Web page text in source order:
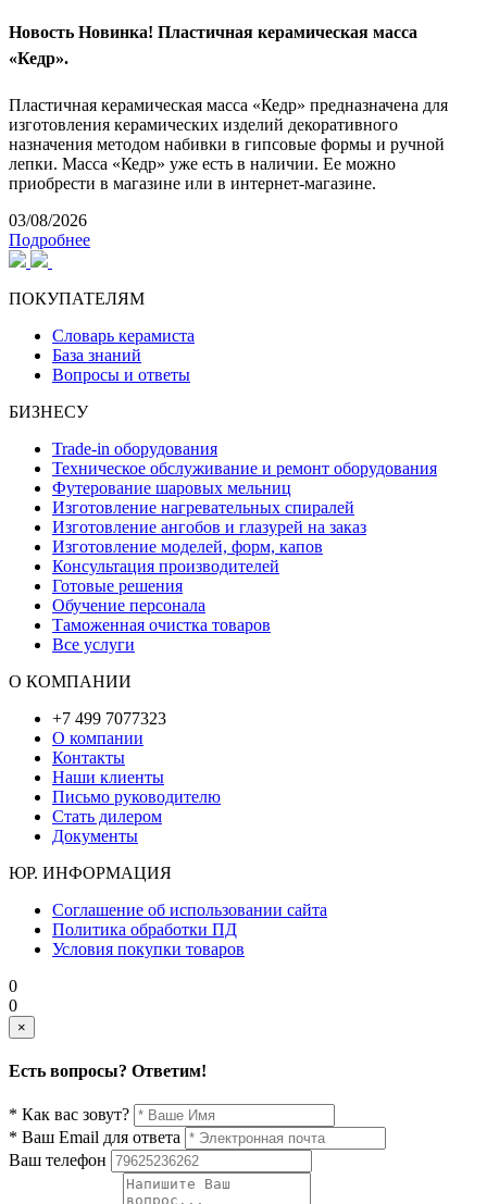
Новость Новинка! Пластичная керамическая масса
«Кедр».
Пластичная керамическая масса «Кедр» предназначена для
изготовления керамических изделий декоративного
назначения методом набивки в гипсовые формы и ручной
лепки. Масса «Кедр» уже есть в наличии. Ее можно
приобрести в магазине или в интернет-магазине.
03/08/2026
Подробнее
ПОКУПАТЕЛЯМ
Словарь керамиста
База знаний
Вопросы и ответы
БИЗНЕСУ
Trade-in оборудования
Техническое обслуживание и ремонт оборудования
Футерование шаровых мельниц
Изготовление нагревательных спиралей
Изготовление ангобов и глазурей на заказ
Изготовление моделей, форм, капов
Консультация производителей
Готовые решения
Обучение персонала
Таможенная очистка товаров
Все услуги
О КОМПАНИИ
+7 499 7077323
О компании
Контакты
Наши клиенты
Письмо руководителю
Стать дилером
Документы
ЮР. ИНФОРМАЦИЯ
Соглашение об использовании сайта
Политика обработки ПД
Условия покупки товаров
0
0
×
Есть вопросы? Ответим!
* Как вас зовут?
* Ваш Email для ответа
Ваш телефон